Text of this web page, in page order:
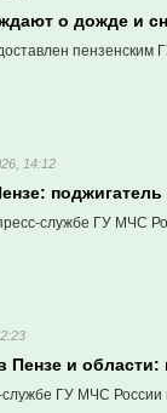
о дожде и
пензенским
14:12
поджигатель
службе ГУ МЧС
Пензе и
ГУ МЧС России